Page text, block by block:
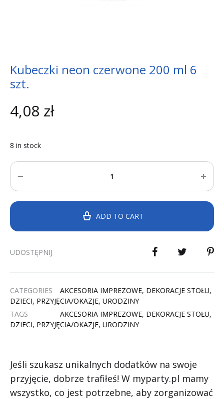
Kubeczki neon czerwone 200 ml 6
szt.
4,08 zł
8 in stock
Quantity
ADD TO CART
UDOSTĘPNIJ
CATEGORIES AKCESORIA IMPREZOWE, DEKORACJE STOŁU,
DZIECI, PRZYJĘCIA/OKAZJE, URODZINY
TAGS
AKCESORIA IMPREZOWE, DEKORACJE STOŁU,
DZIECI, PRZYJĘCIA/OKAZJE, URODZINY
Jeśli szukasz unikalnych dodatków na swoje
przyjęcie, dobrze trafiłeś! W myparty.pl mamy
wszystko, co jest potrzebne, aby zorganizować